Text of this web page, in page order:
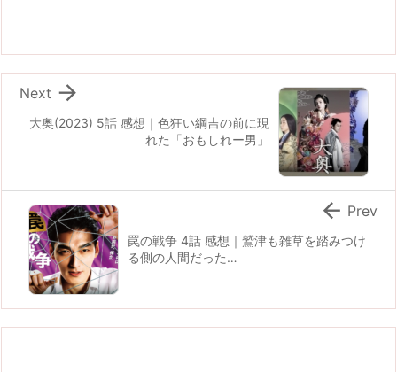
大奥(2023) 5話 感想｜色狂い綱吉の前に現
れた「おもしれー男」

Next
罠の戦争 4話 感想｜鷲津も雑草を踏みつけ
る側の人間だった…
 Prev